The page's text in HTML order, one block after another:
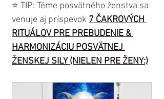
⭐️ TIP: Téme posvätného ženstva sa
venuje aj príspevok 7 ČAKROVÝCH
RITUÁLOV PRE PREBUDENIE &
HARMONIZÁCIU POSVÄTNEJ
ŽENSKEJ SILY (NIELEN PRE ŽENY:)